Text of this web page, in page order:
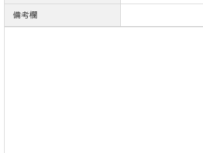
備考欄